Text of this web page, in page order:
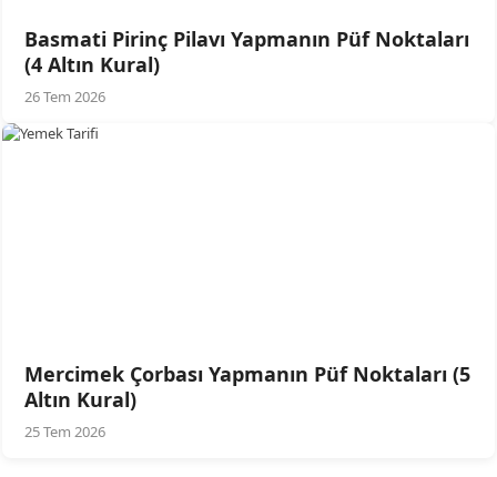
Basmati Pirinç Pilavı Yapmanın Püf Noktaları
(4 Altın Kural)
26 Tem 2026
Mercimek Çorbası Yapmanın Püf Noktaları (5
Altın Kural)
25 Tem 2026